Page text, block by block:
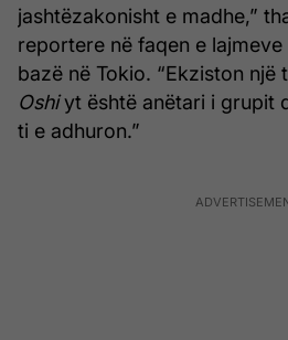
jashtëzakonisht e madhe,”
reportere në faqen e lajmeve
bazë në Tokio. “Ekziston një
Oshiyt është anëtari i grupit
ti e adhuron.”